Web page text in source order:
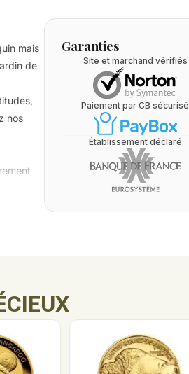
mais
de
nos
à
la
Garanties
Site et marchand vérifiés
Paiement par CB sécurisé
Établissement déclaré